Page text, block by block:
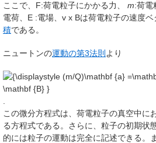
ここで、 F:荷電粒子にかかる力、 m:荷電
電荷、 E :電場、 v x Bは荷電粒子の速度
積である。
ニュートンの運動の第3法則 より
この微分方程式は、荷電粒子の真空中に
る方程式である。さらに、粒子の初期状
的には粒子の運動は完全に記述できる。